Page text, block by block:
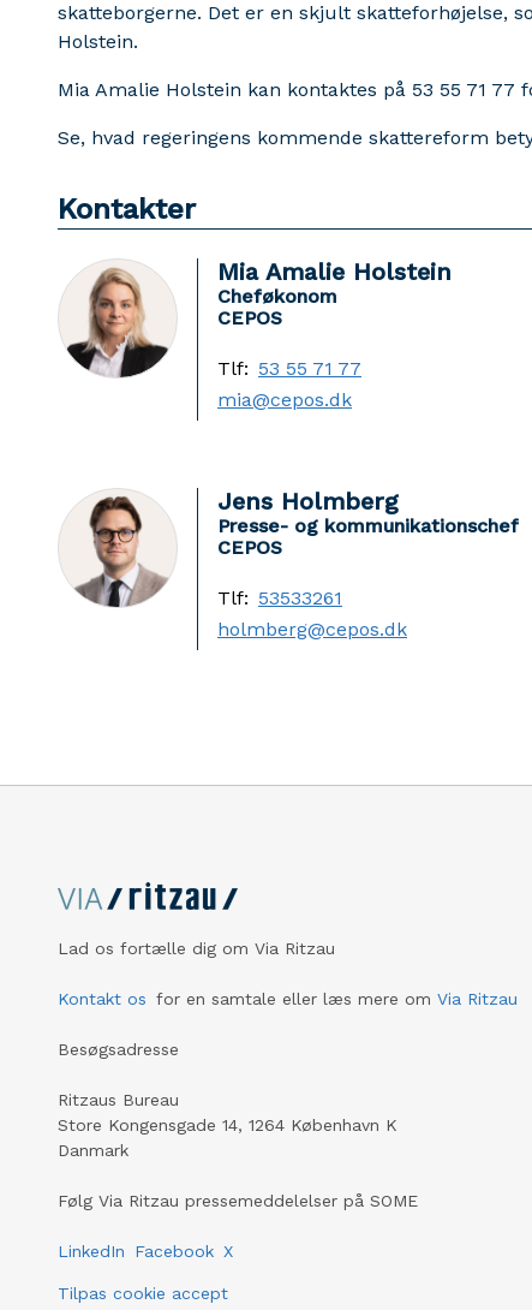
skatteborgerne. Det er en skjult skatteforhøjelse,
Holstein.
Mia Amalie Holstein kan kontaktes på 53 55 71
Se, hvad regeringens kommende skattereform
Kontakter
Mia Amalie Holstein
Cheføkonom
CEPOS
Tlf: 53 55 71 77
mia@cepos.dk
Jens Holmberg
Presse- og kommunikationschef
CEPOS
Tlf: 53533261
holmberg@cepos.dk
Lad os fortælle dig om Via Ritzau
Kontakt os for en samtale eller læs mere om Via Ritzau
Besøgsadresse
Ritzaus Bureau
Store Kongensgade 14, 1264 København K
Danmark
Følg Via Ritzau pressemeddelelser på SOME
LinkedIn Facebook X
Tilpas cookie accept